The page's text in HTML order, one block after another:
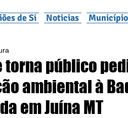
de Si Noticias
torna público
ambiental à
em Juína MT